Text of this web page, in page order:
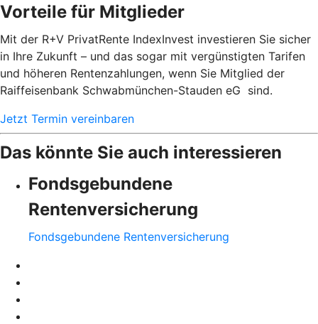
Vorteile für Mitglieder
Mit der R+V PrivatRente IndexInvest investieren Sie sicher
in Ihre Zukunft – und das sogar mit vergünstigten Tarifen
und höheren Rentenzahlungen, wenn Sie Mitglied der
Raiffeisenbank Schwabmünchen-Stauden eG sind.
Jetzt Termin vereinbaren
Das könnte Sie auch interessieren
Fondsgebundene
Rentenversicherung
Fondsgebundene Rentenversicherung